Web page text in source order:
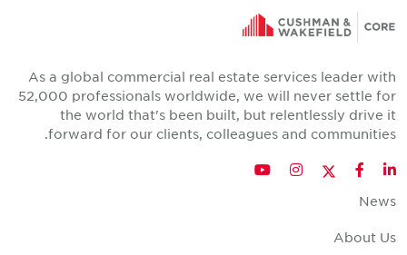
As a global commercial real estate services leader with
52,000 professionals worldwide, we will never settle for
the world that's been built, but relentlessly drive it
forward for our clients, colleagues and communities.
LinkedIn
Facebook
Twitter
Instagram
YouTube
News
About Us